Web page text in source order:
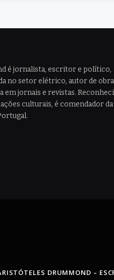
é jornalista, escritor e político,
no setor elétrico, autor de
em jornais e revistas.
culturais, é comendador da
DRUMMOND –